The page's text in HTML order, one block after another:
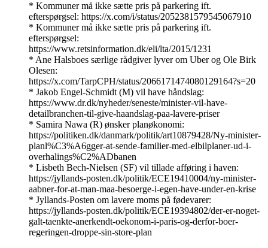
* Kommuner må ikke sætte pris på parkering ift.
efterspørgsel: https://x.com/i/status/2052381579545067910
* Kommuner må ikke sætte pris på parkering ift.
efterspørgsel:
https://www.retsinformation.dk/eli/lta/2015/1231
* Ane Halsboes særlige rådgiver lyver om Uber og Ole Birk
Olesen:
https://x.com/TarpCPH/status/2066171474080129164?s=20
* Jakob Engel-Schmidt (M) vil have håndslag:
https://www.dr.dk/nyheder/seneste/minister-vil-have-
detailbranchen-til-give-haandslag-paa-lavere-priser
* Samira Nawa (R) ønsker planøkonomi:
https://politiken.dk/danmark/politik/art10879428/Ny-minister-
planl%C3%A6gger-at-sende-familier-med-elbilplaner-ud-i-
overhalings%C2%ADbanen
* Lisbeth Bech-Nielsen (SF) vil tillade afføring i haven:
https://jyllands-posten.dk/politik/ECE19410004/ny-minister-
aabner-for-at-man-maa-besoerge-i-egen-have-under-en-krise
* Jyllands-Posten om lavere moms på fødevarer:
https://jyllands-posten.dk/politik/ECE19394802/der-er-noget-
galt-taenkte-anerkendt-oekonom-i-paris-og-derfor-boer-
regeringen-droppe-sin-store-plan